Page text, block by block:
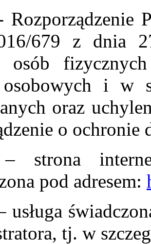
Rozporządzenie
679 z dnia
osób
i w
oraz
o ochronie
strona
pod adresem:
usługa
tj. w